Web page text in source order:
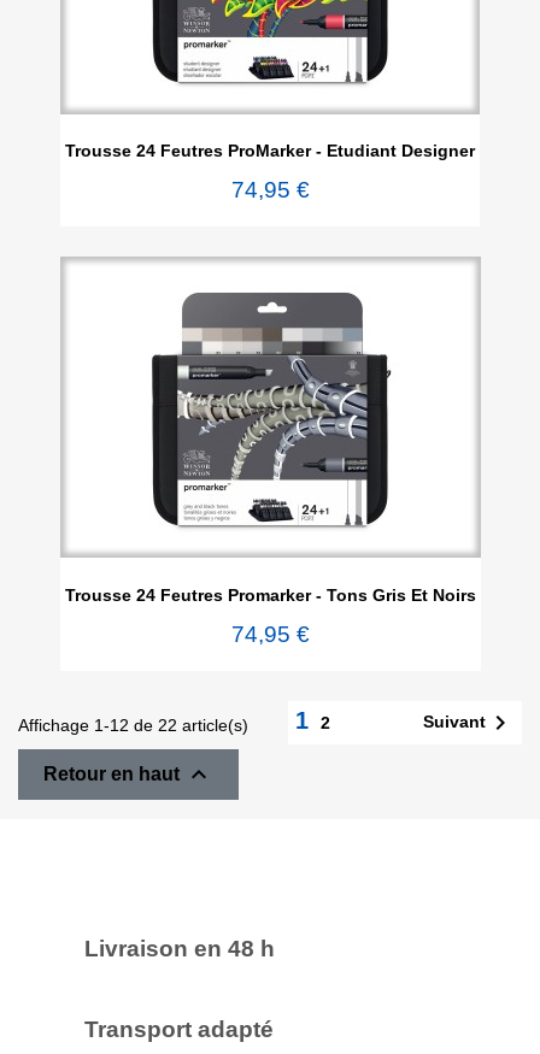
Trousse 24 Feutres ProMarker - Etudiant Designer
74,95 €
Trousse 24 Feutres Promarker - Tons Gris Et Noirs
74,95 €
Affichage 1-12 de 22 article(s) 1 2 Suivant 
Retour en haut 
Livraison en 48 h
Transport adapté